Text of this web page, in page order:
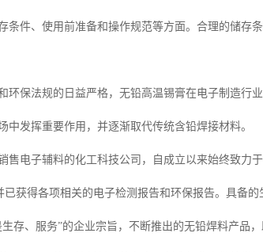
条件、使用前准备和操作规范等方面。合理的储存
环保法规的日益严格，无铅高温锡膏在电子制造行
发挥重要作用，并逐渐取代传统含铅焊接材料。
售电子辅料的化工科技公司，自成立以来始终致力
已获得各项相关的电子检测报告和环保报告。具备
存、服务”的企业宗旨，不断推出的无铅焊料产品